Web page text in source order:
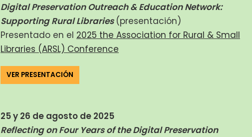
Digital Preservation Outreach & Education Network:
Supporting Rural Libraries (presentación)
Presentado en el 2025 the Association for Rural & Small
Libraries (ARSL) Conference
VER PRESENTACIÓN
25 y 26 de agosto de 2025
Reflecting on Four Years of the Digital Preservation